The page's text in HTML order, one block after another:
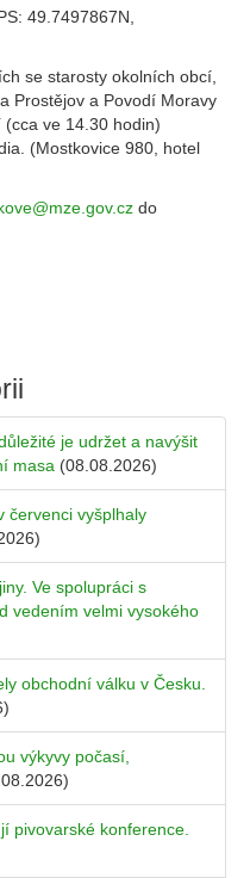
49.7497867N,
se starosty okolních obcí,
Prostějov a Povodí Moravy
ve 14.30 hodin)
(Mostkovice 980, hotel
do
je udržet a navýšit
masa (08.08.2026)
červenci vyšplhaly
Ve spolupráci s
vedením velmi vysokého
obchodní válku v Česku.
výkyvy počasí,
pivovarské konference.